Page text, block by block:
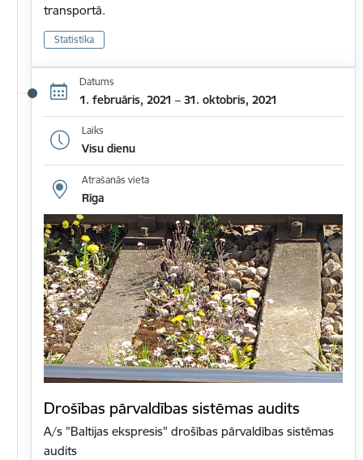
transportā.
Statistika
Datums
1. februāris, 2021 – 31. oktobris, 2021
Laiks
Visu dienu
Atrašanās vieta
Rīga
Drošības pārvaldības sistēmas audits
A/s "Baltijas ekspresis" drošības pārvaldības sistēmas
audits